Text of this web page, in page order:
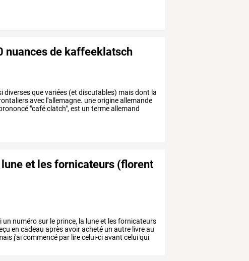
nuances de kaffeeklatsch
diversesquevariées (et discutables) maisdont la
avec l'allemagne. uneorigineallemande
"caféclatch", est un termeallemand
et les fornicateurs (florent
un numérosur le prince, la luneet lesfornicateurs
en cadeau aprèsavoiracheté un autre livreau
j'aicommencé par lirecelui-ciavant celuiqui